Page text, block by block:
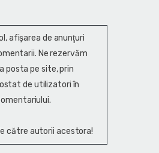
afişarea de anunţuri
Ne rezervăm
posta pe site, prin
de utilizatori în
către autorii acestora!